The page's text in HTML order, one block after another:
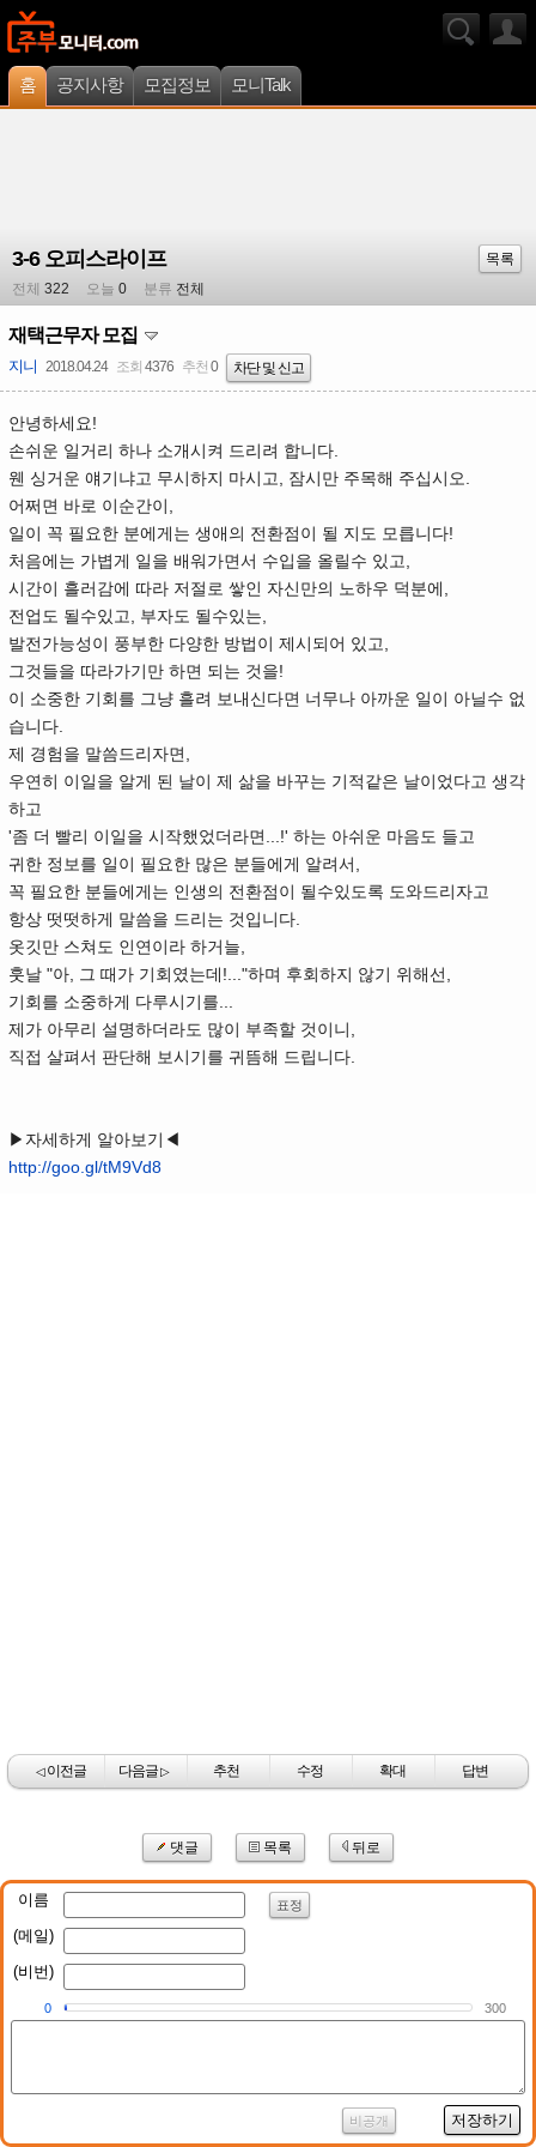
홈 공지사항 모집정보 모니Talk
3-6 오피스라이프
목록
전체 322 오늘 0 분류 전체
재택근무자 모집
지니 2018.04.24 조회 4376 추천 0 차단 및 신고
안녕하세요!
손쉬운 일거리 하나 소개시켜 드리려 합니다.
웬 싱거운 얘기냐고 무시하지 마시고, 잠시만 주목해 주십시오.
어쩌면 바로 이순간이,
일이 꼭 필요한 분에게는 생애의 전환점이 될 지도 모릅니다!
처음에는 가볍게 일을 배워가면서 수입을 올릴수 있고,
시간이 흘러감에 따라 저절로 쌓인 자신만의 노하우 덕분에,
전업도 될수있고, 부자도 될수있는,
발전가능성이 풍부한 다양한 방법이 제시되어 있고,
그것들을 따라가기만 하면 되는 것을!
이 소중한 기회를 그냥 흘려 보내신다면 너무나 아까운 일이 아닐수 없
습니다.
제 경험을 말씀드리자면,
우연히 이일을 알게 된 날이 제 삶을 바꾸는 기적같은 날이었다고 생각
하고
'좀 더 빨리 이일을 시작했었더라면...!' 하는 아쉬운 마음도 들고
귀한 정보를 일이 필요한 많은 분들에게 알려서,
꼭 필요한 분들에게는 인생의 전환점이 될수있도록 도와드리자고
항상 떳떳하게 말씀을 드리는 것입니다.
옷깃만 스쳐도 인연이라 하거늘,
훗날 "아, 그 때가 기회였는데!..."하며 후회하지 않기 위해선,
기회를 소중하게 다루시기를...
제가 아무리 설명하더라도 많이 부족할 것이니,
직접 살펴서 판단해 보시기를 귀뜸해 드립니다.
▶자세하게 알아보기◀
http://goo.gl/tM9Vd8
◁이전글 다음글▷ 추천 수정 확대 답변
댓글 목록 뒤로
이름 표정
(메일)
(비번)
0 300
비공개 저장하기